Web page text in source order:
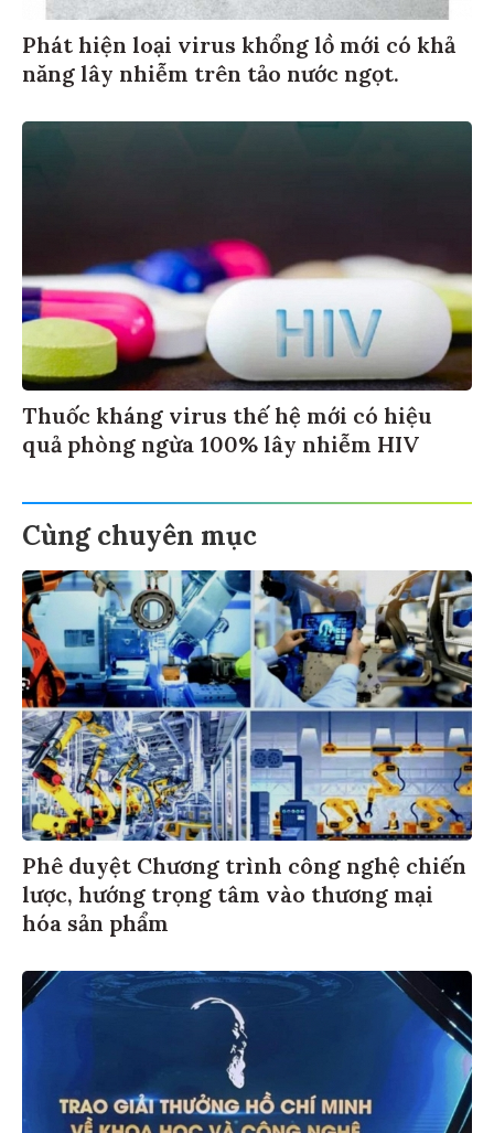
Phát hiện loại virus khổng lồ mới có khả
năng lây nhiễm trên tảo nước ngọt.
Thuốc kháng virus thế hệ mới có hiệu
quả phòng ngừa 100% lây nhiễm HIV
Cùng chuyên mục
Phê duyệt Chương trình công nghệ chiến
lược, hướng trọng tâm vào thương mại
hóa sản phẩm